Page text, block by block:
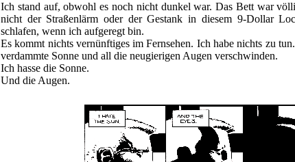
Ich stand auf, obwohl es noch nicht dunkel war. Das Bett war
nicht der Straßenlärm oder der Gestank in diesem 9-Dollar
schlafen, wenn ich aufgeregt bin.
Es kommt nichts vernünftiges im Fernsehen. Ich habe nichts zu
verdammte Sonne und all die neugierigen Augen verschwinden.
Ich hasse die Sonne.
Und die Augen.